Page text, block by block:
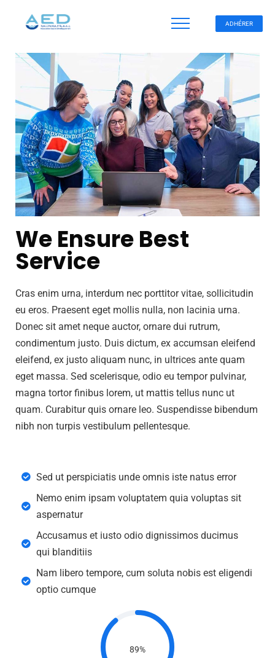
ADHÉRER
We Ensure Best
Service
Cras enim urna, interdum nec porttitor vitae, sollicitudin
eu eros. Praesent eget mollis nulla, non lacinia urna.
Donec sit amet neque auctor, ornare dui rutrum,
condimentum justo. Duis dictum, ex accumsan eleifend
eleifend, ex justo aliquam nunc, in ultrices ante quam
eget massa. Sed scelerisque, odio eu tempor pulvinar,
magna tortor finibus lorem, ut mattis tellus nunc ut
quam. Curabitur quis ornare leo. Suspendisse bibendum
nibh non turpis vestibulum pellentesque.
Sed ut perspiciatis unde omnis iste natus error
Nemo enim ipsam voluptatem quia voluptas sit
aspernatur
Accusamus et iusto odio dignissimos ducimus
qui blanditiis
Nam libero tempore, cum soluta nobis est eligendi
optio cumque
89%